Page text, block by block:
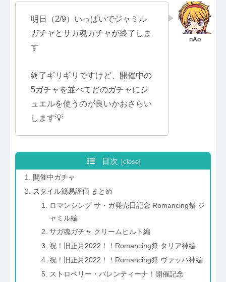
明日（2/9）いっぱいでジャミル
ガチャとサガ魂ガチャが終了しま
す
終了ギリギリですけど、開催中の
5ガチャを並べてどのガチャにジ
ュエルを使うのが良いかおさらい
します💡
目次
開催中ガチャ
スタイル簡易評価 まとめ
ロマンシング サ・ガ発売日記念 Romancing祭 ジ
ャミル編
サガ魂ガチャ クリームヒルト編
祝！旧正月2022！！Romancing祭 タリア神編
祝！旧正月2022！！Romancing祭 ヴァッハ神編
ストロベリー・バレンティーナ！開催記念